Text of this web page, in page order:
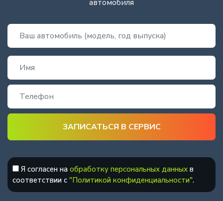
автомобиля
Я согласен на обработку персональных данных в
соответствии с "Политикой конфиденциальности".